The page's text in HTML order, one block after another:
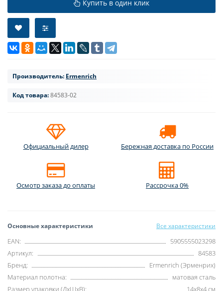
Купить в один клик
Производитель: Ermenrich
Код товара:84583-02
Официальный дилер Бережная доставка по России
Осмотр заказа до оплаты Рассрочка 0%
Основные характеристики Все характеристики
EAN:
5905555023298
Артикул:
84583
Бренд:
Ermenrich (Эрменрих)
Материал полотна:
матовая сталь
Размер упаковки (ДxШxВ):
14x8x4 см